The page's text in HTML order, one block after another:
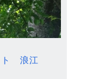
ト 浪江